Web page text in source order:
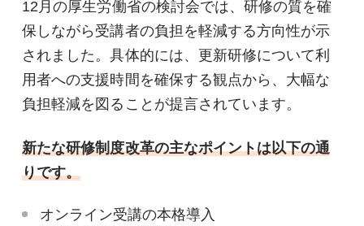
12月の厚生労働省の検討会では、研修の質を確
保しながら受講者の負担を軽減する方向性が示
されました。具体的には、更新研修について利
用者への支援時間を確保する観点から、大幅な
負担軽減を図ることが提言されています。
新たな研修制度改革の主なポイントは以下の通
りです。
オンライン受講の本格導入